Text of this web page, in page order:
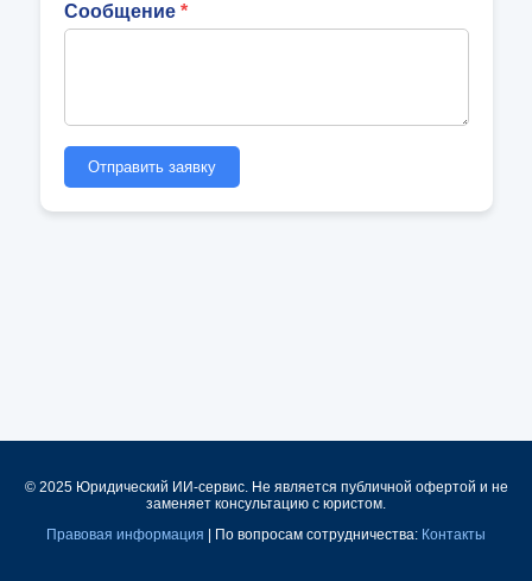
Сообщение
Отправить заявку
© 2025 Юридический ИИ-сервис. Не является публичной офертой и не
заменяет консультацию с юристом.
Правовая информация | По вопросам сотрудничества: Контакты